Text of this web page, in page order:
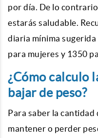
por día. De lo
estarás saludable.
diaria mínima
para mujeres y 1350
¿Cómo calculo
bajar de peso?
Para saber la cantidad
mantener o perder